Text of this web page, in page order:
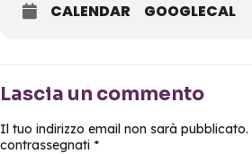
CALENDAR GOOGLECAL
Lascia un commento
Il tuo indirizzo email non sarà pubblicato.
contrassegnati *